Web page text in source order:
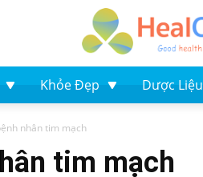
Khỏe Đẹp Dược Liệu
nhân tim mạch
tim mạch